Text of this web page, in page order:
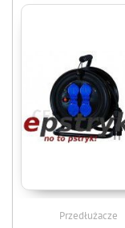
Przedłużacze